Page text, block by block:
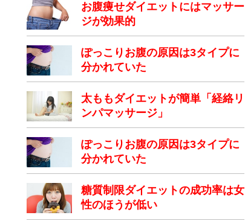
お腹痩せダイエットにはマッサー
ジが効果的
ぽっこりお腹の原因は3タイプに
分かれていた
太ももダイエットが簡単「経絡リ
ンパマッサージ」
ぽっこりお腹の原因は3タイプに
分かれていた
糖質制限ダイエットの成功率は女
性のほうが低い